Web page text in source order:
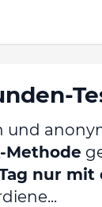
Methode
nur mit